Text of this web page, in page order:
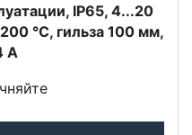
IP65, 4...20
°C, гильза 100 мм,
А